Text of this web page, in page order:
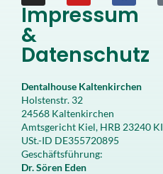
Impressum
&
Datenschutz
Dentalhouse Kaltenkirchen
Holstenstr. 32
24568 Kaltenkirchen
Amtsgericht Kiel, HRB 23240 KI
USt.-ID DE355720895
Geschäftsführung:
Dr. Sören Eden